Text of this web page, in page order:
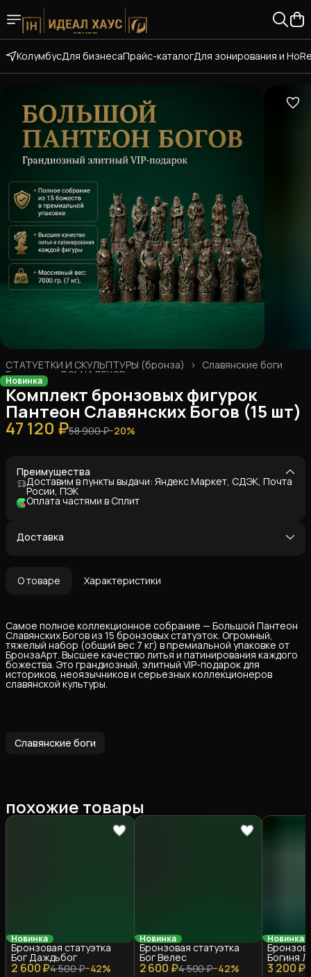
КолумбусДля бизнесаПрайс-каталогДля зонирования и
Славянские боги
СТАТУЕТКИ И СКУЛЬПТУРЫ (бронза) ›
ДОМ И ДЕКОР
Главная
Новинка
Комплект бронзовых фигурок
Пантеон Славянских Богов (15 шт)
47 120 ₽58 900 ₽−20%
Преимущества
Доставим в пункты выдачи: Яндекс Маркет, СДЭК, Почта
Росии, ПЭК
Оплата частями в Сплит
Доставка
О товаре Характеристики
Самое полное коллекционное собрание — Большой Пантеон
Славянских Богов из 15 бронзовых статуэток. Огромный,
тяжелый набор (общий вес 7 кг) в премиальной упаковке от
БронзаАрт. Высшее качество литья и патинирования каждого
божества. Это грандиозный, элитный VIP-подарок для
историков, неоязычников и серьезных коллекционеров
славянской культуры.
Славянские боги
похожие товары
Новинка
2 600 ₽4 500 ₽−42%
Бронзовая статуэтка
Бог Даждьбог
Новинка
2 600 ₽4 500 ₽−42%
Бронзовая статуэтка
Бог Велес
Новинка
3 200 ₽
Богиня